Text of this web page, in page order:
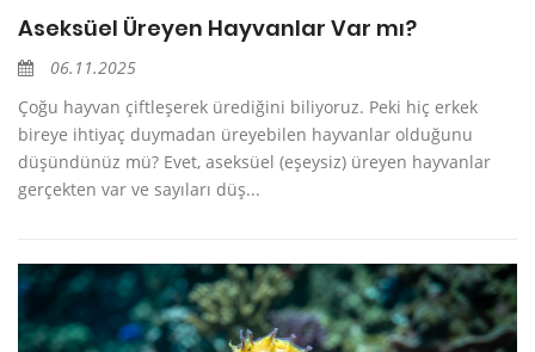
Aseksüel Üreyen Hayvanlar Var mı?
06.11.2025
Çoğu hayvan çiftleşerek ürediğini biliyoruz. Peki hiç erkek
bireye ihtiyaç duymadan üreyebilen hayvanlar olduğunu
düşündünüz mü? Evet, aseksüel (eşeysiz) üreyen hayvanlar
gerçekten var ve sayıları düş...